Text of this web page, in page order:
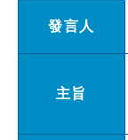
發言人
主旨